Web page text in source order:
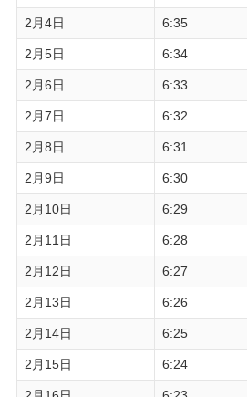
2月4日 6:35
2月5日 6:34
2月6日 6:33
2月7日 6:32
2月8日 6:31
2月9日 6:30
2月10日 6:29
2月11日 6:28
2月12日 6:27
2月13日 6:26
2月14日 6:25
2月15日 6:24